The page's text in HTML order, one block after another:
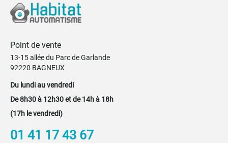
Point de vente
13-15 allée du Parc de Garlande
92220 BAGNEUX
Du lundi au vendredi
De 8h30 à 12h30 et de 14h à 18h
(17h le vendredi)
01 41 17 43 67